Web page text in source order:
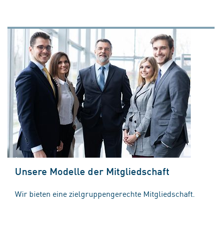
Unsere Modelle der Mitgliedschaft
Wir bieten eine zielgruppengerechte Mitgliedschaft.